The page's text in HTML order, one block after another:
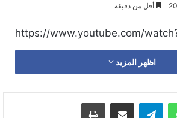
أقل من دقيقة
https://www.youtube.com/
اظهر المزيد
واتساب تيلقرام مشاركة عبر البريد طباعة